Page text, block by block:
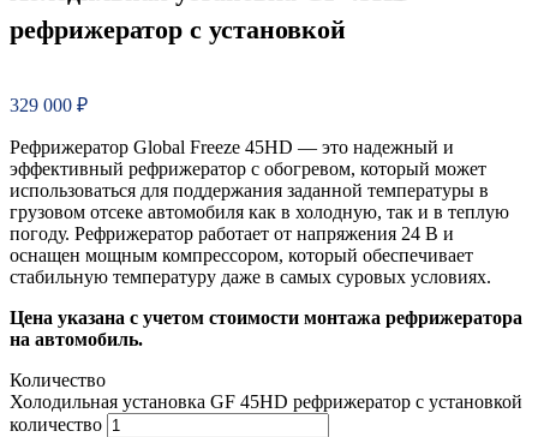
рефрижератор с установкой
329 000 ₽
Рефрижератор Global Freeze 45HD — это надежный и
эффективный рефрижератор с обогревом, который может
использоваться для поддержания заданной температуры в
грузовом отсеке автомобиля как в холодную, так и в теплую
погоду. Рефрижератор работает от напряжения 24 В и
оснащен мощным компрессором, который обеспечивает
стабильную температуру даже в самых суровых условиях.
Цена указана с учетом стоимости монтажа рефрижератора
на автомобиль.
Количество
Холодильная установка GF 45НD рефрижератор с установкой
количество